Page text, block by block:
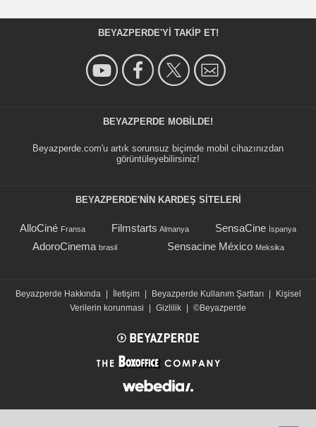
BEYAZPERDE'YI TAKIP ET!
BEYAZPERDE MOBILDE!
Beyazperde.com'u artık sorunsuz biçimde mobil cihazınızdan
görüntüleyebilirsiniz!
BEYAZPERDE'NIN KARDEŞ SİTELERİ
AlloCiné Fransa Filmstarts Almanya SensaCine İspanya
AdoroCinema brasil Sensacine México Meksika
Beyazperde Hakkında İletişim Beyazperde Kullanım Şartları
Kişisel
Verilerin korunmasi
Gizlilik ©Beyazperde